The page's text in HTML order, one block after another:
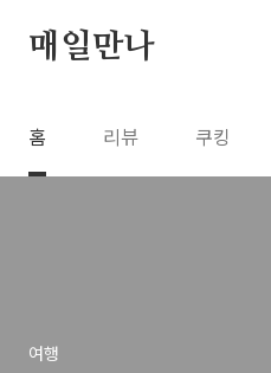
매일만나
홈 리뷰 쿠킹
여행